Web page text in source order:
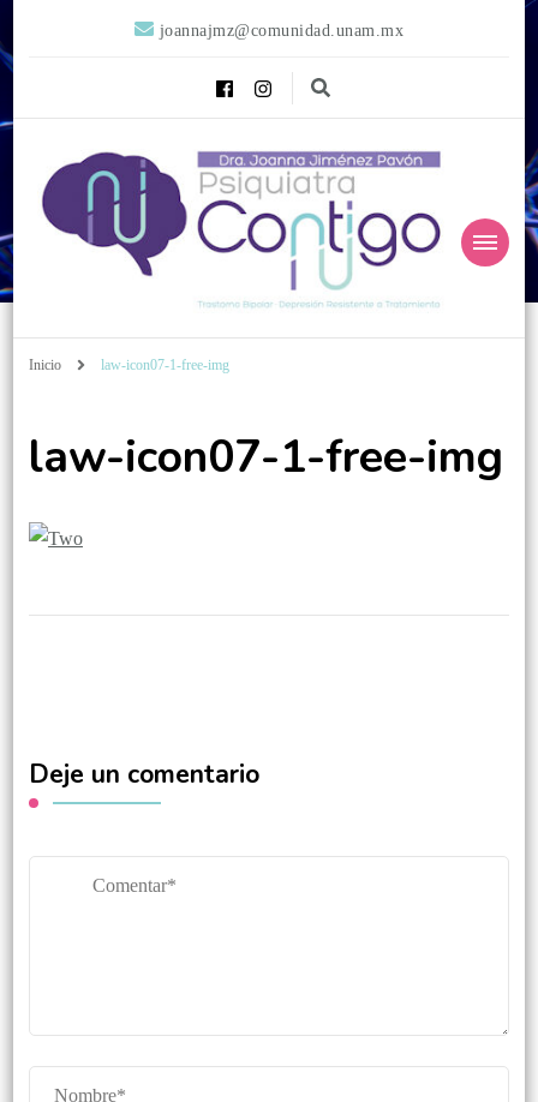
joannajmz@comunidad.unam.mx
Psiquiatra
Contigo
Inicio law-icon07-1-free-img
law-icon07-1-free-img
Deje un comentario